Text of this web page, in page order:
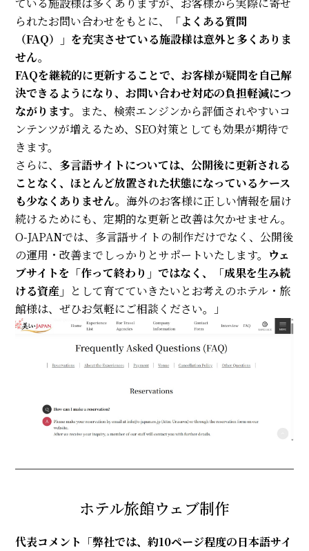
られたお問い合わせをもとに、
「よくある質問
（FAQ）」を充実させている施設様は意外と多くありま
せん。
FAQを継続的に更新することで、お客様が疑問を自己解
決できるようになり、お問い合わせ対応の負担軽減につ
ながります。 また、検索エンジンから評価されやすいコ
ンテンツが増えるため、SEO対策としても効果が期待で
きます。
さらに、 多言語サイトについては、公開後に更新される
ことなく、ほとんど放置された状態になっているケース
も少なくありません。海外のお客様に正しい情報を届け
続けるためにも、定期的な更新と改善は欠かせません。
O-JAPANでは、多言語サイトの制作だけでなく、公開後
の運用・改善までしっかりとサポートいたします。 ウェ
ブサイトを「作って終わり」ではなく、「成果を生み続
ける資産」 として育てていきたいとお考えのホテル・旅
館様は、ぜひお気軽にご相談ください。」
ホテル旅館ウェブ制作
代表コメント 「弊社では、約10ページ程度の日本語サイ